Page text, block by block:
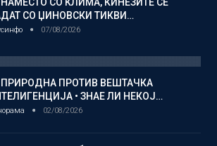
СО ЏИНОВСКИ ТИКВИ…
07/08/2026
ПРИРОДНА ПРОТИВ ВЕШТАЧКА
• ЗНАЕ ЛИ НЕКОЈ…
02/08/2026